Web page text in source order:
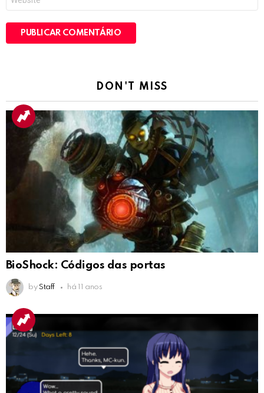
DON'T MISS
BioShock: Códigos das portas
by Staff há 11 anos